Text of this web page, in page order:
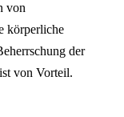
von
körperliche
der
von Vorteil.